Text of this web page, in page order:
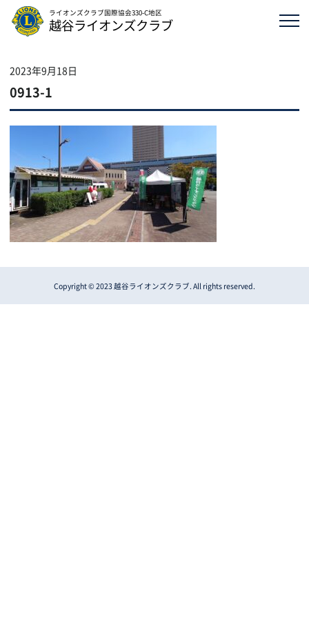
ライオンズクラブ国際協会330-C地区
越谷ライオンズクラブ
2023年9月18日
0913-1
Copyright © 2023 越谷ライオンズクラブ. All rights reserved.